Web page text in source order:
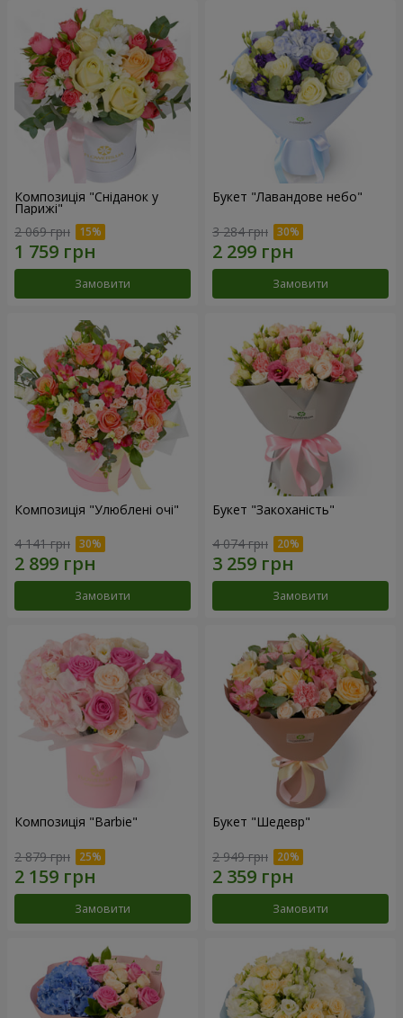
Композиція "Сніданок у
Парижі"
2 069 грн
Замовити
Букет "Лавандове небо"
3 284 грн
Замовити
Композиція "Улюблені очі"
4 141 грн
Замовити
Букет "Закоханість"
4 074 грн
Замовити
Композиція "Barbie"
2 879 грн
Замовити
Букет "Шедевр"
2 949 грн
Замовити